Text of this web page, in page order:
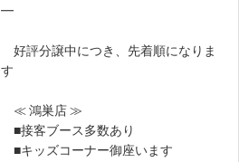
━
好評分譲中につき、先着順になりま
す
≪ 鴻巣店 ≫
■接客ブース多数あり
■キッズコーナー御座います